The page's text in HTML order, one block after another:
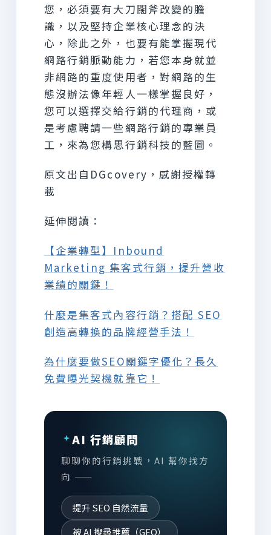
您，必須要有大刀闊斧改變的膽
識，以及堅持企業核心理念的決
心，除此之外，也要有能掌握現代
網路行銷脈動能力，若您本身就並
非網路的重度使用者，對網路的生
態沒辦法像年輕人一樣掌握良好，
您可以選擇交給行銷的代理商，或
是考慮聘請一些網路行銷的專業員
工，來為您構思行銷科技的藍圖。
原文出自DGcovery，感謝授權轉
載
延伸閱讀：
【企業轉型】Inbound
Marketing 集客式行銷，提升營收
業績的關鍵！
什麼是集客式內容行銷？搭配 SEO
創造高轉換的品牌經營手法！
為什麼要做SEO關鍵字優化？長久
免費曝光契機就靠它！
AI 行銷顧問
聊聊你的行銷挑戰，AI 幫你找方
向 ——
提升 SEO 自然流量
被 AI 搜尋推薦（GEO）